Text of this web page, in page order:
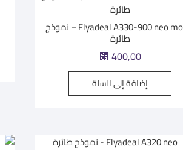
Flyadeal A330-900 neo model – نموذج
طائرة
⃁400,00
إضافة إلى السلة